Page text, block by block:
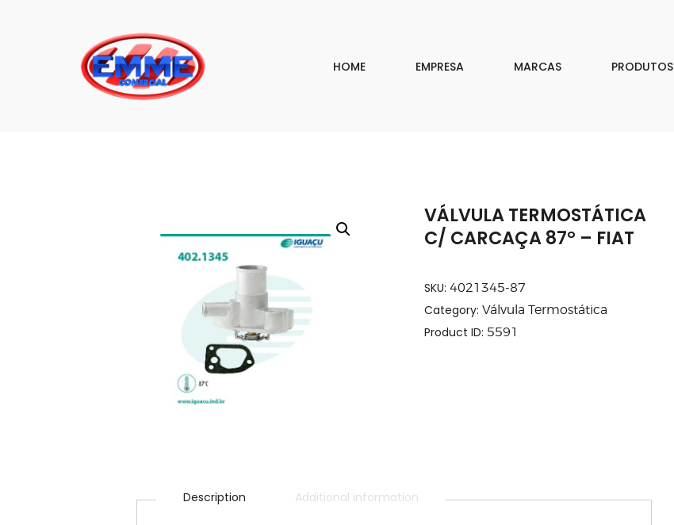
HOME EMPRESA MARCAS PRODUTOS
PRODUTOS
VÁLVULA TERMOSTÁTICA
C/ CARCAÇA 87° – FIAT
SKU: 4021345-87
Category: Válvula Termostática
Product ID: 5591
Description Additional information
PESQUISAR